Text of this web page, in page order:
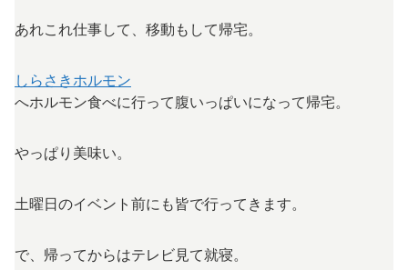
あれこれ仕事して、移動もして帰宅。
しらさきホルモン
へホルモン食べに行って腹いっぱいになって帰宅。
やっぱり美味い。
土曜日のイベント前にも皆で行ってきます。
で、帰ってからはテレビ見て就寝。